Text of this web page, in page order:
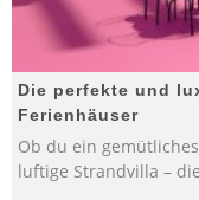
Die perfekte und
Ferienhäuser
Ob du ein
luftige Strandvilla –